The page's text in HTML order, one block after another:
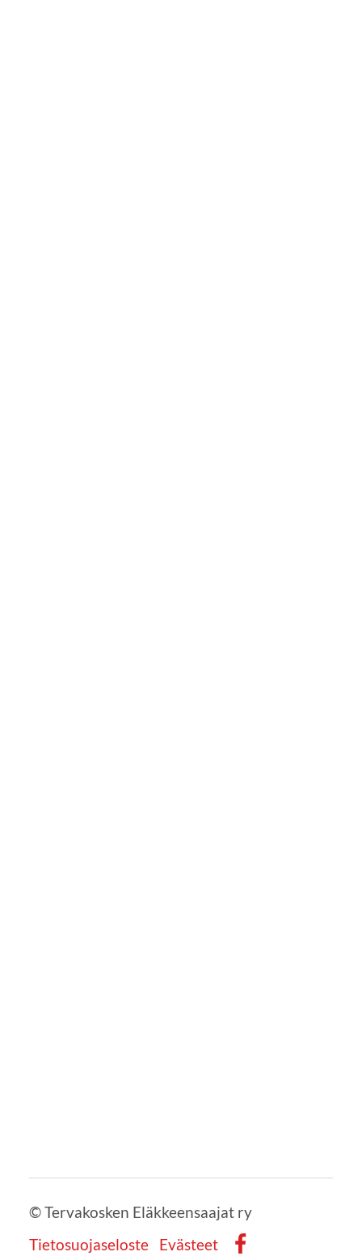
©Tervakosken Eläkkeensaajat ry
Tietosuojaseloste
Evästeet